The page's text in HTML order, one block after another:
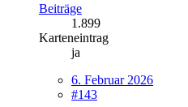
Beiträge
1.899
Karteneintrag
ja
6. Februar 2026
#143